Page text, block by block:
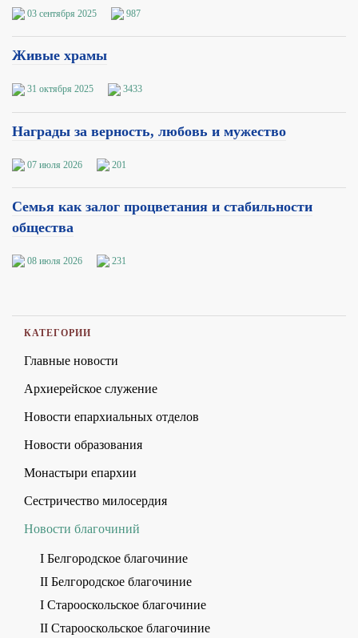
03 сентября 2025 987
Живые храмы
31 октября 2025 3433
Награды за верность, любовь и мужество
07 июля 2026 201
Семья как залог процветания и стабильности
общества
08 июля 2026 231
КАТЕГОРИИ
Главные новости
Архиерейское служение
Новости епархиальных отделов
Новости образования
Монастыри епархии
Сестричество милосердия
Новости благочиний
I Белгородское благочиние
II Белгородское благочиние
I Старооскольское благочиние
II Старооскольское благочиние